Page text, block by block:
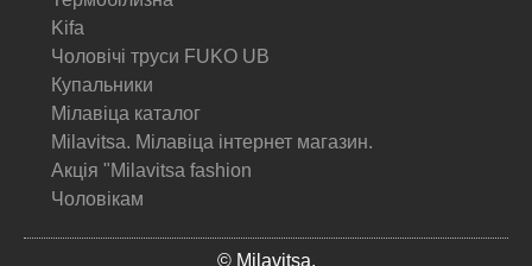
Kifa
Чоловічі труси FUKO UB
Купальники
Мілавіца каталог
Milavitsa. Мілавіца інтернет магазин.
Акція "Milavitsa fashion
Чоловікам
© Milavitsa.